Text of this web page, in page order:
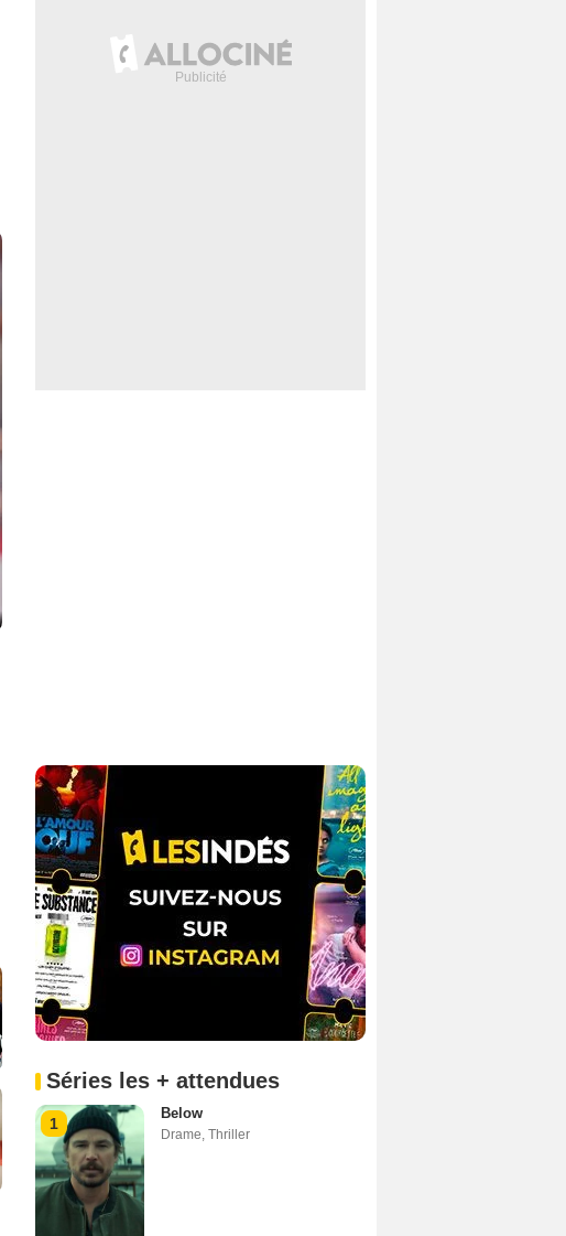
Séries les + attendues
1
Below
Drame Thriller